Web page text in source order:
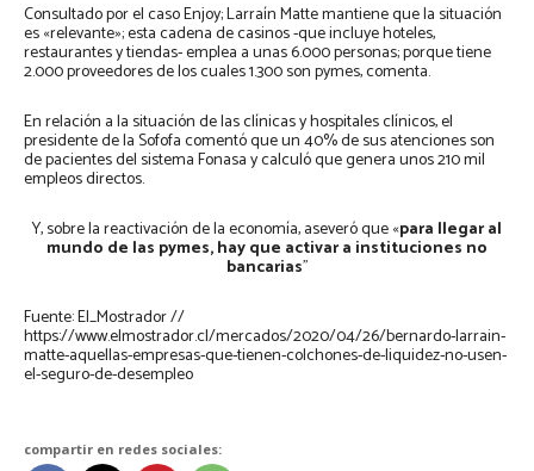
Consultado por el caso Enjoy; Larraín Matte mantiene que la situación
es «relevante»; esta cadena de casinos -que incluye hoteles,
restaurantes y tiendas- emplea a unas 6.000 personas; porque tiene
2.000 proveedores de los cuales 1.300 son pymes, comenta.
En relación a la situación de las clínicas y hospitales clínicos, el
presidente de la Sofofa comentó que un 40% de sus atenciones son
de pacientes del sistema Fonasa y calculó que genera unos 210 mil
empleos directos.
Y, sobre la reactivación de la economía, aseveró que «para llegar al
mundo de las pymes, hay que activar a instituciones no
bancarias”
Fuente: El_Mostrador //
https://www.elmostrador.cl/mercados/2020/04/26/bernardo-larrain-
matte-aquellas-empresas-que-tienen-colchones-de-liquidez-no-usen-
el-seguro-de-desempleo
compartir en redes sociales: